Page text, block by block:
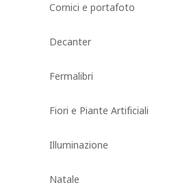
Cornici e portafoto
Decanter
Fermalibri
Fiori e Piante Artificiali
Illuminazione
Natale